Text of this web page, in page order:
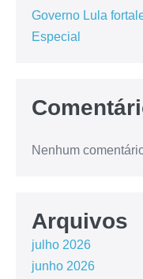
Governo Lula
Especial
Nenhum
Arquivos
julho 2026
junho 2026